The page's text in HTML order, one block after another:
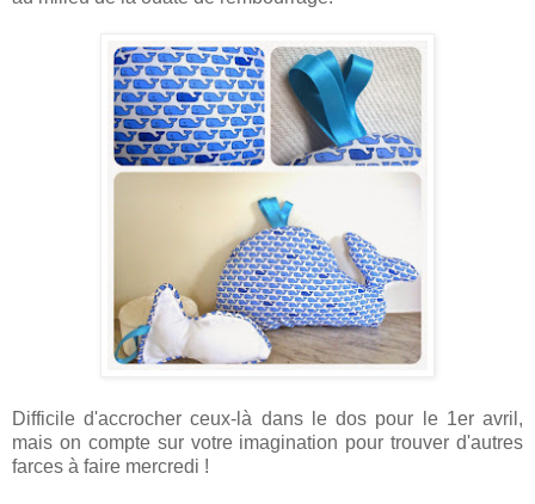
Difficile d'accrocher ceux-là dans le dos pour le 1er avril,
mais on compte sur votre imagination pour trouver d'autres
farces à faire mercredi !